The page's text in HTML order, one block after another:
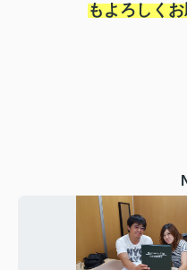
もよろしくお